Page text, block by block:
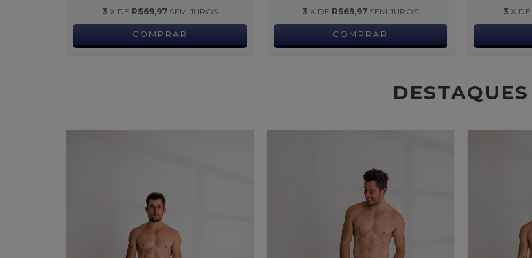
3 X DE R$69,97 SEM JUROS
COMPRAR
3 X DE R$69,97 SEM JUROS
COMPRAR
3 X DE
DESTAQUES